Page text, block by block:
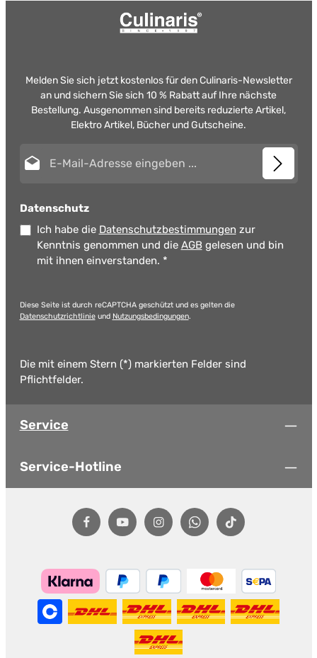
Melden Sie sich jetzt kostenlos für den Culinaris-Newsletter
an und sichern Sie sich 10 % Rabatt auf Ihre nächste
Bestellung. Ausgenommen sind bereits reduzierte Artikel,
Elektro Artikel, Bücher und Gutscheine.
Datenschutz
Ich habe die Datenschutzbestimmungen zur
Kenntnis genommen und die AGB gelesen und bin
mit ihnen einverstanden. *
Diese Seite ist durch reCAPTCHA geschützt und es gelten die
Datenschutzrichtlinieund Nutzungsbedingungen.
Die mit einem Stern (*) markierten Felder sind
Pflichtfelder.
Service
Service-Hotline